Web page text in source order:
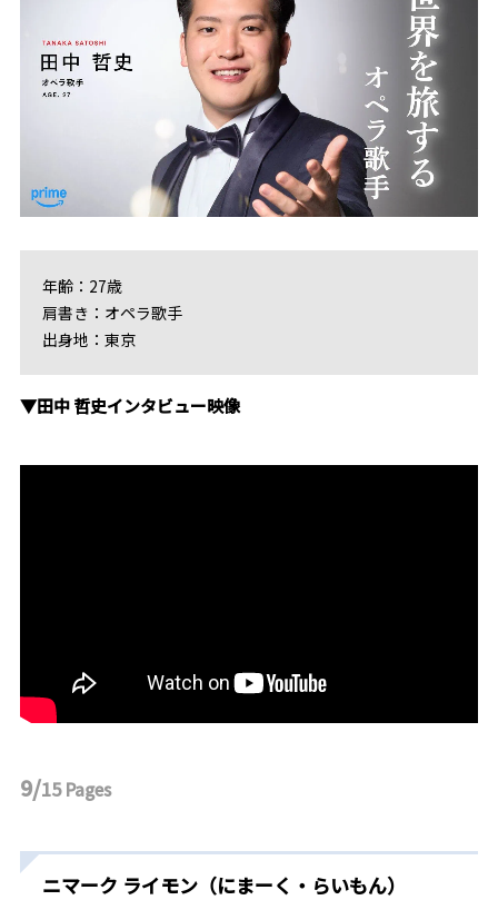
年齢：27歳
肩書き：オペラ歌手
出身地：東京
▼田中 哲史インタビュー映像
9/15Pages
ニマーク ライモン（にまーく・らいもん）